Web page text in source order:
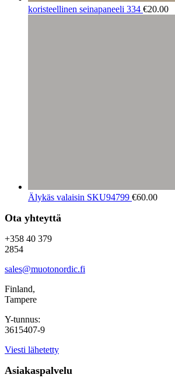
koristeellinen seinapaneeli 334 €20.00
Älykäs valaisin SKU94799 €60.00
Ota yhteyttä
+358 40 379
2854
sales@muotonordic.fi
Finland,
Tampere
Y-tunnus:
3615407-9
Viesti lähetetty
Asiakaspalvelu